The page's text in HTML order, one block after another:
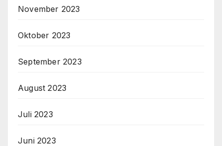
November 2023
Oktober 2023
September 2023
August 2023
Juli 2023
Juni 2023